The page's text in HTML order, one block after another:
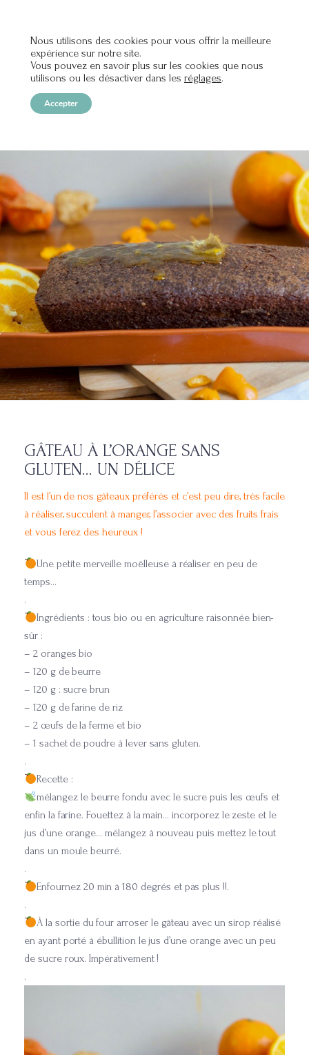
GÂTEAU À L’ORANGE SANS
GLUTEN… UN DÉLICE
Il est l’un de nos gâteaux préférés et c’est peu dire, très facile
à réaliser, succulent à manger, l’associer avec des fruits frais
et vous ferez des heureux !
Une petite merveille moëlleuse à réaliser en peu de
temps…
.
Ingrédients : tous bio ou en agriculture raisonnée bien-
sûr :
– 2 oranges bio
– 120 g de beurre
– 120 g : sucre brun
– 120 g de farine de riz
– 2 œufs de la ferme et bio
– 1 sachet de poudre à lever sans gluten.
.
Recette :
mélangez le beurre fondu avec le sucre puis les œufs et
enfin la farine. Fouettez à la main… incorporez le zeste et le
jus d’une orange… mélangez à nouveau puis mettez le tout
dans un moule beurré.
.
Enfournez 20 min à 180 degrés et pas plus !!.
.
À la sortie du four arroser le gâteau avec un sirop réalisé
en ayant porté à ébullition le jus d’une orange avec un peu
de sucre roux. Impérativement !
.
Nous utilisons des cookies pour vous offrir la meilleure
expérience sur notre site.
Vous pouvez en savoir plus sur les cookies que nous
utilisons ou les désactiver dans les réglages.
Accepter